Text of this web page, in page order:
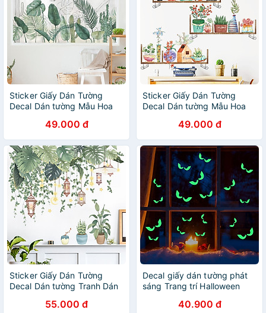
Sticker Giấy Dán Tường
Decal Dán tường Mẫu Hoa
49.000 đ
Sticker Giấy Dán Tường
Decal Dán tường Mẫu Hoa
49.000 đ
Sticker Giấy Dán Tường
Decal Dán tường Tranh Dán
Hoa Lá ZH9055.000 đ
Decal giấy dán tường phát
sáng Trang trí Halloween
40.900 đ